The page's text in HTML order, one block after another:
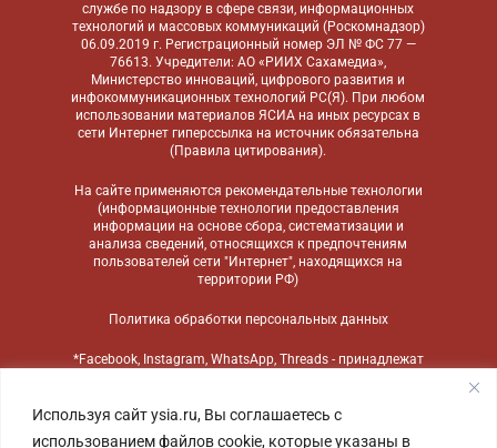
Используя сайт ysia.ru, Вы соглашаетесь с
использованием файлов cookie, которые указаны в
службе по надзору в сфере связи, информационных
технологий и массовых коммуникаций (Роскомнадзор)
06.09.2019 г. Регистрационный номер ЭЛ № ФС 77 —
76613. Учредители: АО «РИИХ Сахамедиа»,
Министерство инноваций, цифрового развития и
инфокоммуникационных технологий РС(Я). При любом
использовании материалов ЯСИА на иных ресурсах в
сети Интернет гиперссылка на источник обязательна
(Правила цитирования).
На сайте применяются рекомендательные технологии
(информационные технологии предоставления
информации на основе сбора, систематизации и
анализа сведений, относящихся к предпочтениям
пользователей сети "Интернет", находящихся на
территории РФ)
Политика обработки персональных данных
*Facebook, Instagram, WhatsApp, Threads - принадлежат